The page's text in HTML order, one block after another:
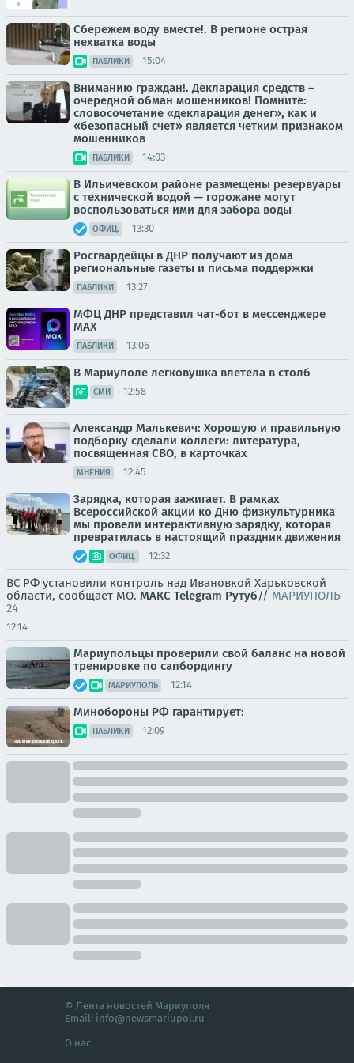
Сбережем воду вместе!. В регионе острая
нехватка воды
ПАБЛИКИ 15:04
Вниманию граждан!. Декларация средств –
очередной обман мошенников! Помните:
словосочетание «декларация денег», как и
«безопасный счет» является четким признаком
мошенников
ПАБЛИКИ 14:03
В Ильичевском районе размещены резервуары
с технической водой — горожане могут
воспользоваться ими для забора воды
ОФИЦ. 13:30
Росгвардейцы в ДНР получают из дома
региональные газеты и письма поддержки
ПАБЛИКИ 13:27
МФЦ ДНР представил чат-бот в мессенджере
MAX
ПАБЛИКИ 13:06
В Мариуполе легковушка влетела в столб
СМИ 12:58
Александр Малькевич: Хорошую и правильную
подборку сделали коллеги: литература,
посвященная СВО, в карточках
МНЕНИЯ 12:45
Зарядка, которая зажигает. В рамках
Всероссийской акции ко Дню физкультурника
мы провели интерактивную зарядку, которая
превратилась в настоящий праздник движения
ОФИЦ. 12:32
ВС РФ установили контроль над Ивановкой Харьковской
области, сообщает МО. МАКС Telegram Рутуб// МАРИУПОЛЬ
24
12:14
Мариупольцы проверили свой баланс на новой
тренировке по сапбордингу
МАРИУПОЛЬ 12:14
Минобороны РФ гарантирует:
ПАБЛИКИ 12:09
© Лента новостей Мариуполя
Email: info@newsmariupol.ru
О нас